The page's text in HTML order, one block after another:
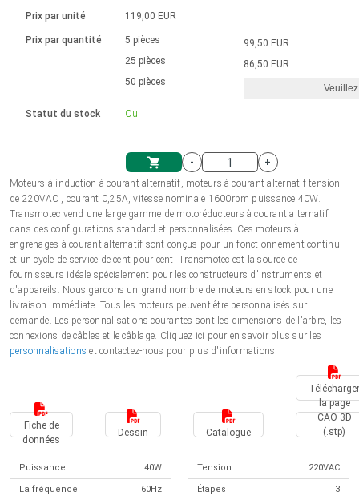
Système d'unité
Panier
Solénoïdes
Ø 28-42| 1-1400 rpm | <= 290Ncm
Contrôleur de moteur CC sans
Pilotes de moteurs à courant
continu à balais série DPWM
Pilotes de moteur pas à pas
Synchrone-Asynchrone | pour 1-4 actionneurs
Boîtes de contrôle
Synchrone-Asynchrone | pour 1-4 actionneurs
Français (EUR)
Polski (EUR)
Norsk (NOK)
Suomi (EUR)
Svenska (SEK)
Prix par unité
Prix par quantité
Statut du stock
119,00 EUR
5 pièces
25 pièces
50 pièces
Oui
99,50 EUR
86,50 EUR
-
+
Moteurs à induction à courant alternatif, moteurs à courant alternatif tension
de 220VAC , courant 0,25A, vitesse nominale 1600rpm puissance 40W.
Transmotec vend une large gamme de motoréducteurs à courant alternatif
dans des configurations standard et personnalisées. Ces moteurs à
engrenages à courant alternatif sont conçus pour un fonctionnement continu
et un cycle de service de cent pour cent. Transmotec est la source de
fournisseurs idéale spécialement pour les constructeurs d'instruments et
d'appareils. Nous gardons un grand nombre de moteurs en stock pour une
livraison immédiate. Tous les moteurs peuvent être personnalisés sur
demande. Les personnalisations courantes sont les dimensions de l'arbre, les
connexions de câbles et le câblage. Cliquez ici pour en savoir plus sur les
personnalisationset contactez-nous pour plus d'informations.
Télécharger
la page
Fiche de
données
Dessin Catalogue
CAO 3D
(.stp)
Puissance 40W Tension 220VAC
La fréquence 60Hz Étapes 3